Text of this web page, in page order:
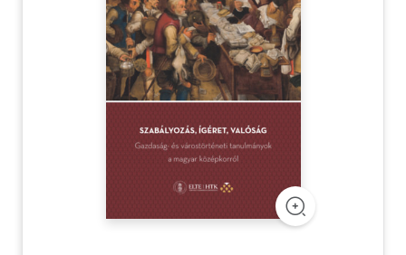
Szótár, nyelvkönyv
Tankönyv, segédkönyv
Természettudomány